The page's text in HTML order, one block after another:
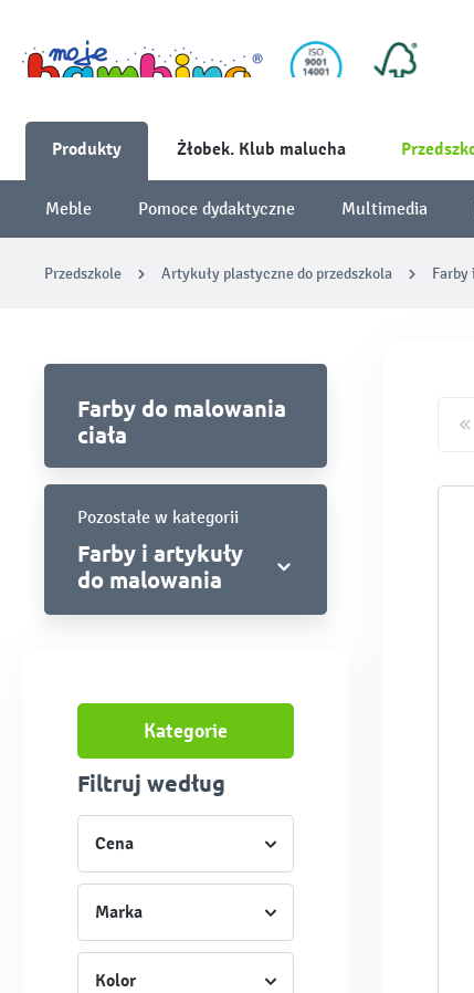
Produkty Żłobek. Klub malucha
Meble Pomoce dydaktyczne Multimedia
Przedszkole Artykuły plastyczne do przedszkola Farby
Farby do malowania
ciała
Pozostałe w kategorii
Farby i artykuły
do malowania
Kategorie
Filtruj według
Cena
Marka
Kolor